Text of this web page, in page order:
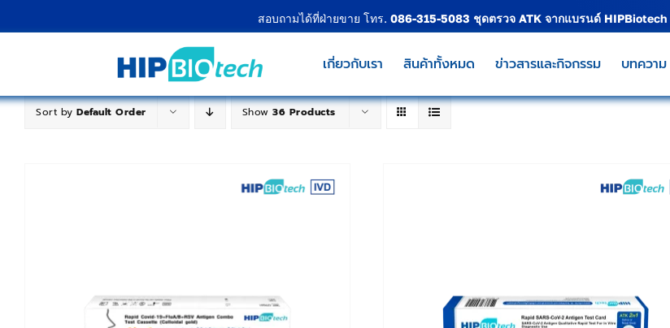
สอบถามได้ที่ฝ่ายขาย โทร. 086-315-5083 ชุดตรวจ ATK จากแบรนด์ HIPBiotech
เกี่ยวกับเรา สินค้าทั้งหมด ข่าวสารและกิจกรรม บทความ
Sort by Default Order Show 36 Products